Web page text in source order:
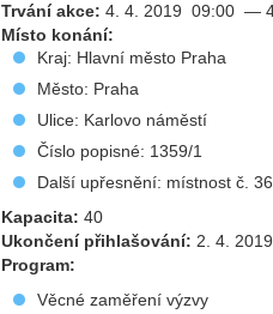
Trvání akce: 4. 4. 2019 09:00 —
Místo konání:
Kraj: Hlavní město Praha
Město: Praha
Ulice: Karlovo náměstí
Číslo popisné: 1359/1
Další upřesnění: místnost č. 36
Kapacita: 40
Ukončení přihlašování: 2. 4.
Program:
Věcné zaměření výzvy